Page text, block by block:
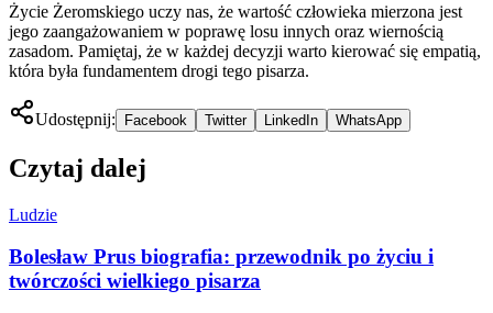
Życie Żeromskiego uczy nas, że wartość człowieka mierzona jest
jego zaangażowaniem w poprawę losu innych oraz wiernością
zasadom. Pamiętaj, że w każdej decyzji warto kierować się empatią,
która była fundamentem drogi tego pisarza.
Udostępnij: Facebook Twitter LinkedIn WhatsApp
Czytaj dalej
Ludzie
Bolesław Prus biografia: przewodnik po życiu i
twórczości wielkiego pisarza